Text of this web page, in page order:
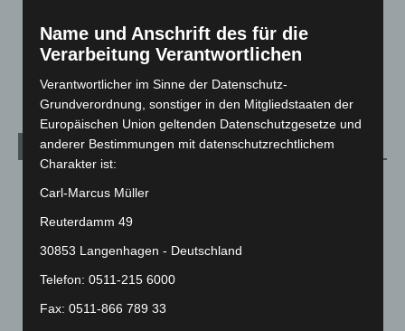
Celle: Mensch stirbt bei Bagger-Unfall auf Baustelle
Kategorien
Blaulicht
Corona-News
Name und Anschrift des für die
Verarbeitung Verantwortlichen
Verantwortlicher im Sinne der Datenschutz-
Grundverordnung, sonstiger in den Mitgliedstaaten der
Europäischen Union geltenden Datenschutzgesetze und
anderer Bestimmungen mit datenschutzrechtlichem
Charakter ist:
Carl-Marcus Müller
Reuterdamm 49
30853 Langenhagen - Deutschland
Telefon: 0511-215 6000
Fax: 0511-866 789 33